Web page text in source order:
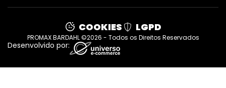
COOKIES LGPD
PROMAX BARDAHL ©2026 - Todos os Direitos Reservados
Desenvolvido por: